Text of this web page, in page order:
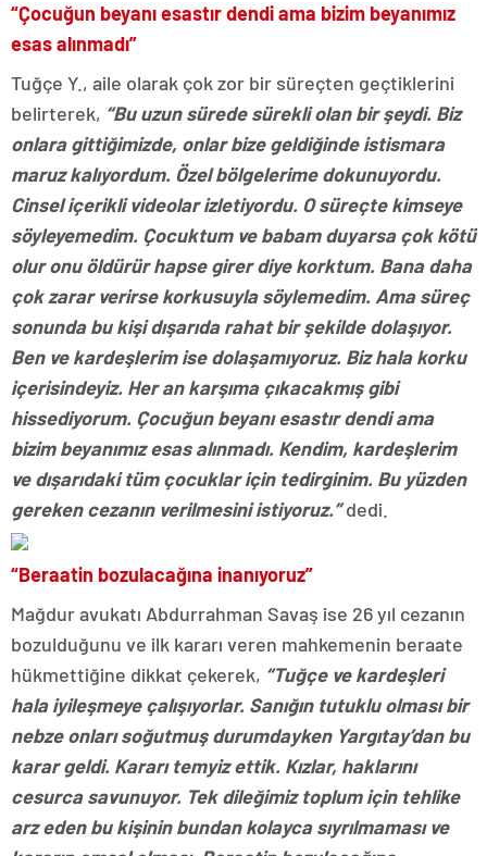
“Çocuğun beyanı esastır dendi ama bizim beyanımız
esas alınmadı”
Tuğçe Y., aile olarak çok zor bir süreçten geçtiklerini
belirterek, “Bu uzun sürede sürekli olan bir şeydi. Biz
onlara gittiğimizde, onlar bize geldiğinde istismara
maruz kalıyordum. Özel bölgelerime dokunuyordu.
Cinsel içerikli videolar izletiyordu. O süreçte kimseye
söyleyemedim. Çocuktum ve babam duyarsa çok kötü
olur onu öldürür hapse girer diye korktum. Bana daha
çok zarar verirse korkusuyla söylemedim. Ama süreç
sonunda bu kişi dışarıda rahat bir şekilde dolaşıyor.
Ben ve kardeşlerim ise dolaşamıyoruz. Biz hala korku
içerisindeyiz. Her an karşıma çıkacakmış gibi
hissediyorum. Çocuğun beyanı esastır dendi ama
bizim beyanımız esas alınmadı. Kendim, kardeşlerim
ve dışarıdaki tüm çocuklar için tedirginim. Bu yüzden
gereken cezanın verilmesini istiyoruz.”dedi.
“Beraatin bozulacağına inanıyoruz”
Mağdur avukatı Abdurrahman Savaş ise 26 yıl cezanın
bozulduğunu ve ilk kararı veren mahkemenin beraate
hükmettiğine dikkat çekerek, “Tuğçe ve kardeşleri
hala iyileşmeye çalışıyorlar. Sanığın tutuklu olması bir
nebze onları soğutmuş durumdayken Yargıtay’dan bu
karar geldi. Kararı temyiz ettik. Kızlar, haklarını
cesurca savunuyor. Tek dileğimiz toplum için tehlike
arz eden bu kişinin bundan kolayca sıyrılmaması ve